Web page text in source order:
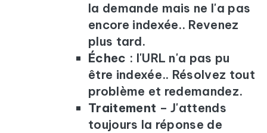
la demande mais ne l'a pas
encore indexée.. Revenez
plus tard.
Échec : l'URL n'a pas pu
être indexée.. Résolvez tout
problème et redemandez.
Traitement – J'attends
toujours la réponse de